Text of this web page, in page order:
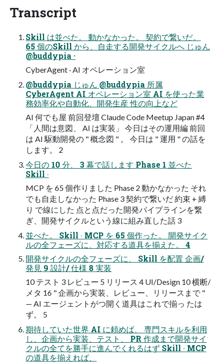
Transcript
Skill は並べた。 動かなかった。 契約で繋いだ。
65 個のSkill から、自走する開発サイクルへ じゅん
@buddypia ·
CyberAgent · AI オペレーション室
@buddypia じゅん @buddypia 所属
CyberAgent AI オペレーション室 AI を使った業
務効率化や自動化、開発生産 性の向上など
AI 何でも屋 前回登壇 Claude Code Meetup Japan #4
「人間は意図、 AI は実装」 今日はその運用編 前回
は AI 駆動開発の " 概念図 " 。 今日は " 運用 " の話を
します。 2
今日の 10 分、 3 幕で話します Phase 1 並べた
Skill ‧
MCP を 65 個作りました Phase 2 動かなかった それ
でも自走しなかった Phase 3 契約で繋いだ 約束 + 縛
り で線にした 点と点だった開発パイプラインを繋
ぎ、開発サイクルという線に組み直した話 3
並べた。 Skill ‧ MCP を 65 個作った。 開発サイク
ルの全フェーズに、対応する道具を揃えた。 4
開発サイクルの全フェーズに、 Skill を配置 企画/
発見 9 設計/ 仕様 8 実装
10 テスト 3 レビュー 5 リリース 4 UI/Design 10 横断/
メタ 16 " 企画から実装、レビュー、リリースまで "
— AI エージェントがつ開く道具はこれで揃っ たは
ず。 5
期待していた世界 AI に頼めば、 専門スキルを利用
し、企画から実装、テスト、 PR 作成まで開発サイ
クルの全てを勝手に進んでくれるはず Skill ‧ MCP
の道具を揃えれば、